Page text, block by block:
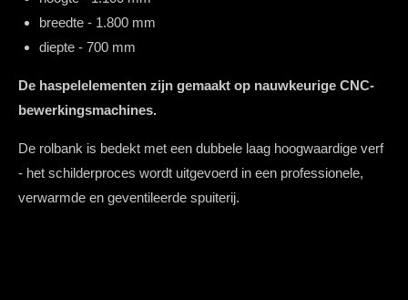
breedte - 1.800 mm
diepte - 700 mm
De haspelelementen zijn gemaakt op nauwkeurige CNC-
bewerkingsmachines.
De rolbank is bedekt met een dubbele laag hoogwaardige verf
- het schilderproces wordt uitgevoerd in een professionele,
verwarmde en geventileerde spuiterij.